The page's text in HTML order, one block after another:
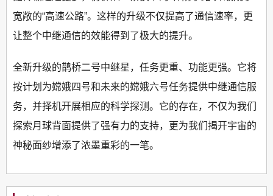
宽敞的“高速公路”。这样的升级不仅提高了通信速率，更
让整个中继通信的效能得到了极大的提升。
全新升级的鹊桥二号中继星，任务更重、功能更强。它将
按计划为嫦娥四号和未来的嫦娥六号任务提供中继通信服
务，并择机开展相应的科学探测。它的存在，不仅为我们
探索月球背面提供了强有力的支持，更为我们揭开宇宙的
神秘面纱增添了浓墨重彩的一笔。